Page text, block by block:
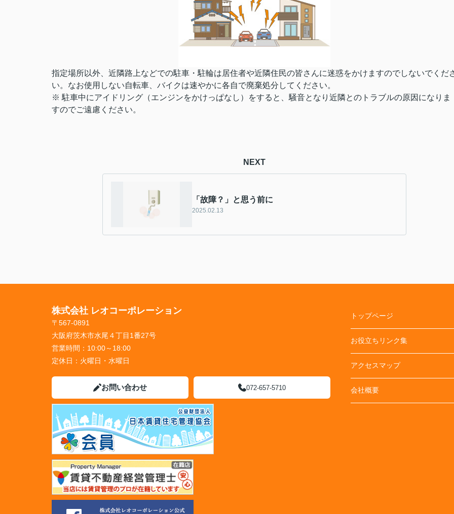
指定場所以外、近隣路上などでの駐車・駐輪は居住者や近隣住民の皆さんに迷惑をかけますのでしないでくだ
い。なお使用しない自転車、バイクは速やかに各自で廃棄処分してください。
※ 駐車中にアイドリング（エンジンをかけっぱなし）をすると、騒音となり近隣とのトラブルの原因になりま
すのでご遠慮ください。
NEXT
「故障？」と思う前に
2025.02.13
株式会社 レオコーポレーション
〒567-0891
大阪府茨木市水尾４丁目1番27号
営業時間： 10:00～18:00
定休日： 火曜日・水曜日
お問い合わせ 072-657-5710
トップページ
お役立ちリンク集
アクセスマップ
会社概要